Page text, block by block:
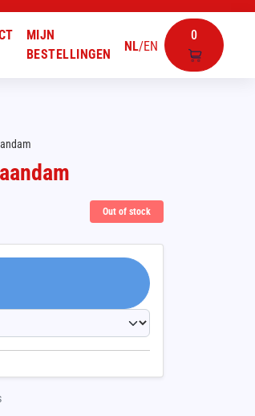
NL/EN
0
MIJN
BESTELLINGEN
Out of stock